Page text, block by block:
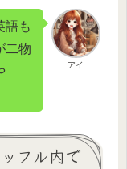
アイ
語も
二物
フル内で